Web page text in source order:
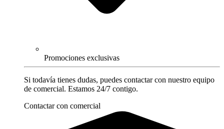
Promociones exclusivas
Si todavía tienes dudas, puedes contactar con nuestro equipo
de comercial. Estamos 24/7 contigo.
Contactar con comercial